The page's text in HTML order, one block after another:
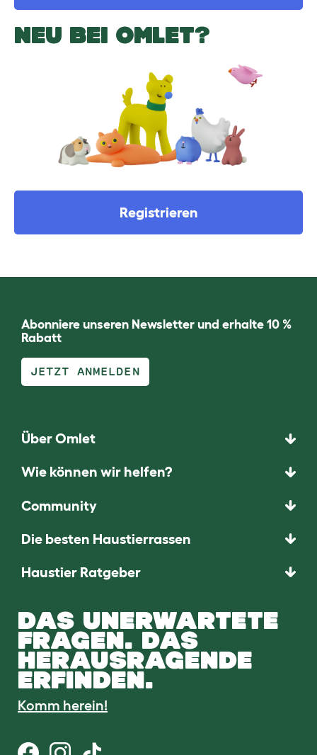
NEU BEI OMLET?
Registrieren
Abonniere unseren Newsletter und erhalte 10 %
Rabatt
JETZT ANMELDEN
Über Omlet
Wie können wir helfen?
Community
Die besten Haustierrassen
Haustier Ratgeber
DAS UNERWARTETE
FRAGEN. DAS
HERAUSRAGENDE
ERFINDEN.
Komm herein!